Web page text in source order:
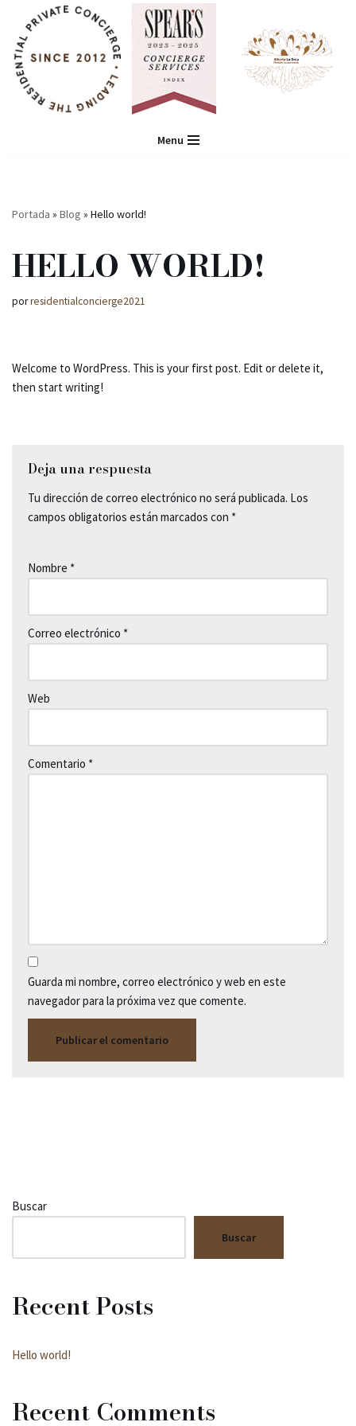
Saltar
al
contenido
Menu
Portada » Blog » Hello world!
HELLO WORLD!
porresidentialconcierge2021
Welcome to WordPress. This is your first post. Edit or delete it,
then start writing!
Deja una respuesta
Tu dirección de correo electrónico no será publicada. Los
campos obligatorios están marcados con *
Nombre *
Correo electrónico *
Web
Comentario *
Guarda mi nombre, correo electrónico y web en este
navegador para la próxima vez que comente.
Buscar
Buscar
Recent Posts
Hello world!
Recent Comments